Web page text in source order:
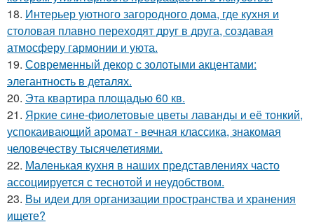
18. Интерьер уютного загородного дома, где кухня и
столовая плавно переходят друг в друга, создавая
атмосферу гармонии и уюта.
19. Современный декор с золотыми акцентами:
элегантность в деталях.
20. Эта квартира площадью 60 кв.
21. Яркие сине-фиолетовые цветы лаванды и её тонкий,
успокаивающий аромат - вечная классика, знакомая
человечеству тысячелетиями.
22. Маленькая кухня в наших представлениях часто
ассоциируется с теснотой и неудобством.
23. Вы идеи для организации пространства и хранения
ищете?